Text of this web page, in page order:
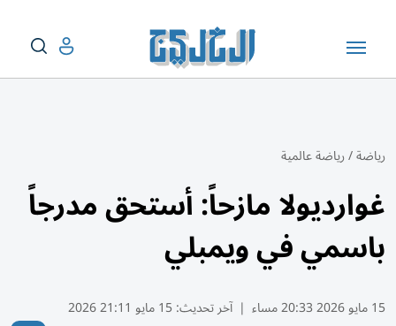
رياضة/رياضة عالمية
غوارديولا مازحاً: أستحق مدرجاً
باسمي في ويمبلي
15 مايو 2026 20:33 مساء | آخر تحديث:15 مايو 21:11 2026